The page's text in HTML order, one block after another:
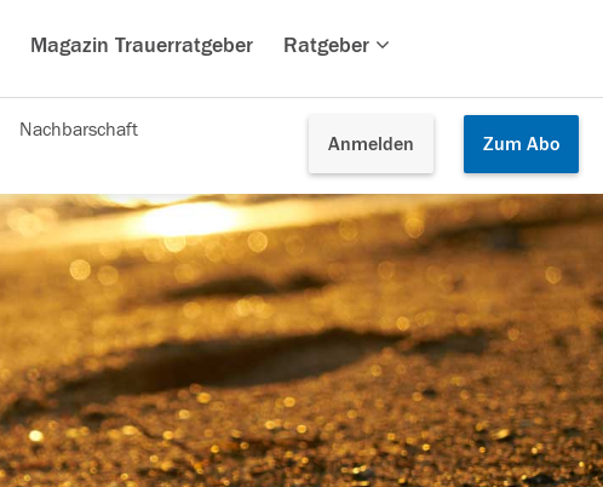
Magazin Trauerratgeber Ratgeber
Anmelden Zum Abo
Nachbarschaft